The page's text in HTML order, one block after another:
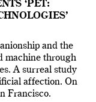
‘PET:
and the
machine through
A surreal study
affection. On
Francisco.